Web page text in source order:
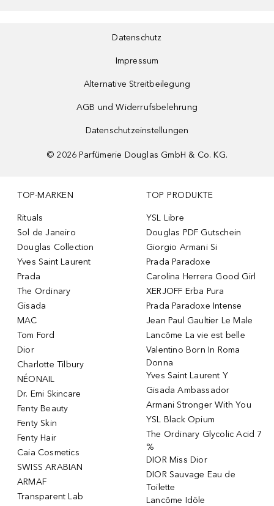
Datenschutz
Impressum
Alternative Streitbeilegung
AGB und Widerrufsbelehrung
Datenschutzeinstellungen
© 2026 Parfümerie Douglas GmbH & Co. KG.
TOP-MARKEN
Rituals
Sol de Janeiro
Douglas Collection
Yves Saint Laurent
Prada
The Ordinary
Gisada
MAC
Tom Ford
Dior
Charlotte Tilbury
NÉONAIL
Dr. Emi Skincare
Fenty Beauty
Fenty Skin
Fenty Hair
Caia Cosmetics
SWISS ARABIAN
ARMAF
Transparent Lab
TOP PRODUKTE
YSL Libre
Douglas PDF Gutschein
Giorgio Armani Si
Prada Paradoxe
Carolina Herrera Good Girl
XERJOFF Erba Pura
Prada Paradoxe Intense
Jean Paul Gaultier Le Male
Lancôme La vie est belle
Valentino Born In Roma
Donna
Yves Saint Laurent Y
Gisada Ambassador
Armani Stronger With You
YSL Black Opium
The Ordinary Glycolic Acid 7
%
DIOR Miss Dior
DIOR Sauvage Eau de
Toilette
Lancôme Idôle